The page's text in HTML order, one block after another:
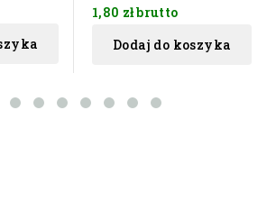
1,80 złbrutto
Dodaj do koszyka